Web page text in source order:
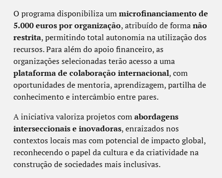
O programa disponibiliza ummicrofinanciamento de
5.000 euros por organização, atribuído de formanão
restrita, permitindo total autonomia na utilização dos
recursos. Para além do apoio financeiro, as
organizações selecionadas terão acesso a uma
plataforma de colaboração internacional, com
oportunidades de mentoria, aprendizagem, partilha de
conhecimento e intercâmbio entre pares.
A iniciativa valoriza projetos comabordagens
interseccionais e inovadoras, enraizados nos
contextos locais mas com potencial de impacto global,
reconhecendo o papel da cultura e da criatividade na
construção de sociedades mais inclusivas.